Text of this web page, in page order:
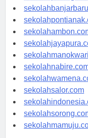
sekolahsalor.com